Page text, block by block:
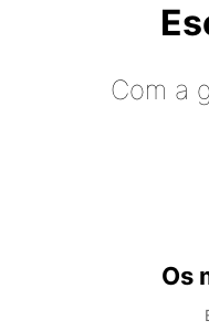
Com a
Os